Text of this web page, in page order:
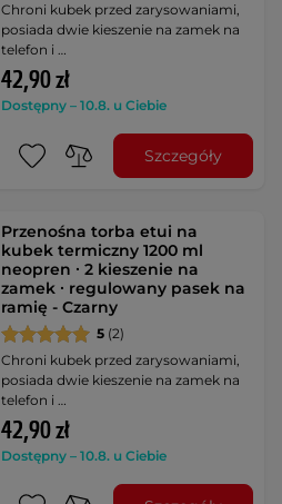
Chroni kubek przed zarysowaniami,
posiada dwie kieszenie na zamek na
telefon i …
42,90 zł
Dostępny – 10.8. u Ciebie
Szczegóły
Przenośna torba etui na
kubek termiczny 1200 ml
neopren ∙ 2 kieszenie na
zamek ∙ regulowany pasek na
ramię - Czarny
5 (2)
Chroni kubek przed zarysowaniami,
posiada dwie kieszenie na zamek na
telefon i …
42,90 zł
Dostępny – 10.8. u Ciebie